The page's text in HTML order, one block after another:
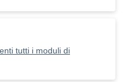
tutti i moduli di